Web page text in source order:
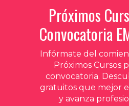
Próximos
Convocatoria
Infórmate del
Próximos Cursos
convocatoria.
gratuitos que mejor
y avanza